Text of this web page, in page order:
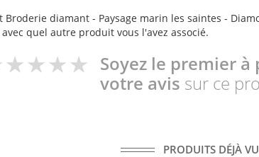
diamant - Paysage marin les saintes -
quel autre produit vous l'avez associé.
Soyez le premier à
votre avis sur ce
PRODUITS DÉJÀ VU